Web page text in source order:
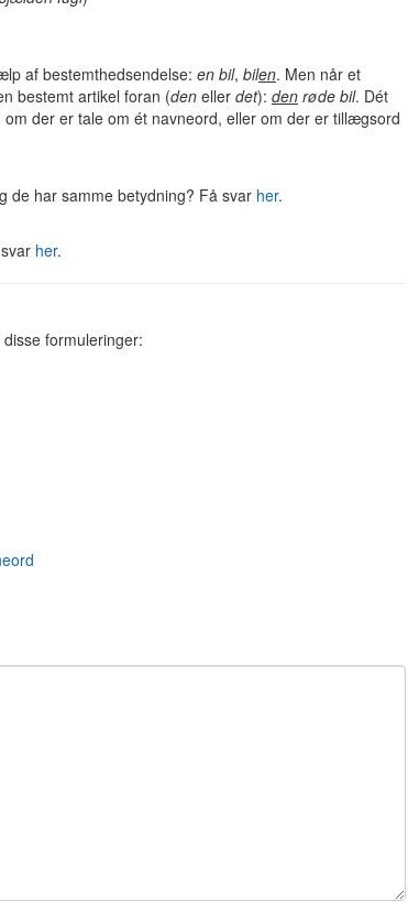
af bestemthedsendelse: en bil, bilen. Men når et
bestemt artikel foran (den eller det): den røde bil. Dét
der er tale om ét navneord, eller om der er tillægsord
de har samme betydning? Få svar her.
her.
formuleringer: